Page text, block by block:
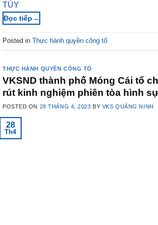
TÚY
→
Posted in Thực hành quyền công tố
THỰC HÀNH QUYỀN CÔNG TỐ
VKSND thành phố Móng Cái tổ
rút kinh nghiệm phiên tòa hình
POSTED ON 28 THÁNG 4, 2023 BY VKS QUẢNG NINH
28
Th4